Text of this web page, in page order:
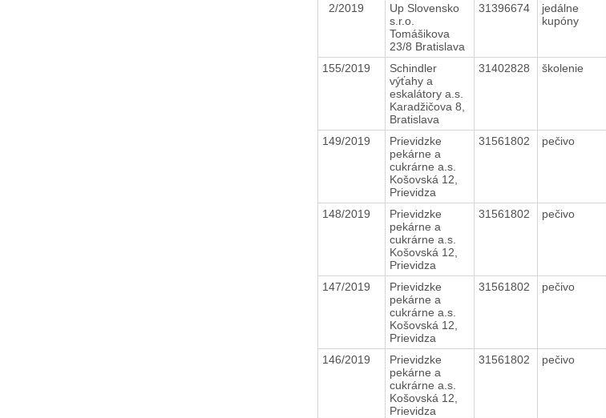
2/2019
Up Slovensko
s.r.o.
Tomášikova
23/8 Bratislava
31396674
jedálne
kupóny
155/2019
Schindler
výťahy a
eskalátory a.s.
Karadžičova 8,
Bratislava
31402828 školenie
149/2019
Prievidzke
pekárne a
cukrárne a.s.
Košovská 12,
Prievidza
31561802 pečivo
148/2019
Prievidzke
pekárne a
cukrárne a.s.
Košovská 12,
Prievidza
31561802 pečivo
147/2019
Prievidzke
pekárne a
cukrárne a.s.
Košovská 12,
Prievidza
31561802 pečivo
146/2019
Prievidzke
pekárne a
cukrárne a.s.
Košovská 12,
Prievidza
31561802 pečivo